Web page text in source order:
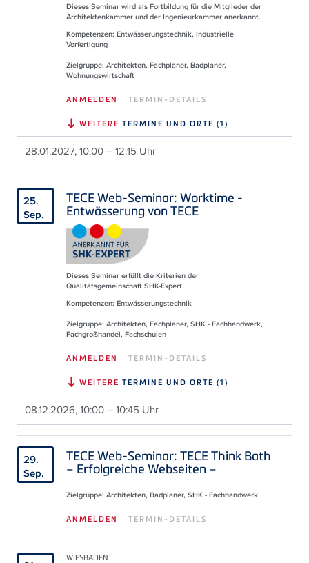
Dieses Seminar wird als Fortbildung für die Mitglieder der
Architektenkammer und der Ingenieurkammer anerkannt.
Kompetenzen: Entwässerungstechnik, Industrielle
Vorfertigung
Zielgruppe: Architekten, Fachplaner, Badplaner,
Wohnungswirtschaft
ANMELDEN TERMIN-DETAILS
WEITERE TERMINE UND ORTE (1)
28.01.2027, 10:00 – 12:15 Uhr
25.
Sep.
TECE Web-Seminar: Worktime -
Entwässerung von TECE
Dieses Seminar erfüllt die Kriterien der
Qualitätsgemeinschaft SHK-Expert.
Kompetenzen: Entwässerungstechnik
Zielgruppe: Architekten, Fachplaner, SHK - Fachhandwerk,
Fachgroßhandel, Fachschulen
ANMELDEN TERMIN-DETAILS
WEITERE TERMINE UND ORTE (1)
08.12.2026, 10:00 – 10:45 Uhr
29.
Sep.
TECE Web-Seminar: TECE Think Bath
– Erfolgreiche Webseiten –
Zielgruppe: Architekten, Badplaner, SHK - Fachhandwerk
ANMELDEN TERMIN-DETAILS
WIESBADEN